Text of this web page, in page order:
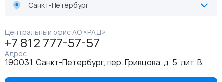
Санкт-Петербург
Центральный офис АО «РАД»
+7 812 777-57-57
Адрес
190031, Санкт-Петербург, пер. Гривцова, д. 5, лит. В